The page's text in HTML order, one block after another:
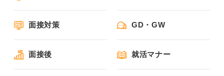
面接対策 GD・GW
面接後 就活マナー